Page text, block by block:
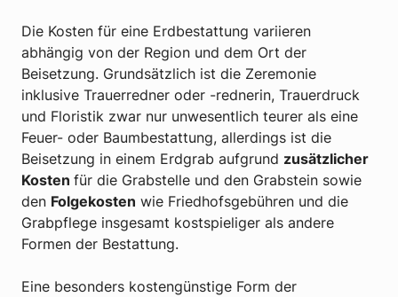
Die Kosten für eine Erdbestattung variieren
abhängig von der Region und dem Ort der
Beisetzung. Grundsätzlich ist die Zeremonie
inklusive Trauerredner oder -rednerin, Trauerdruck
und Floristik zwar nur unwesentlich teurer als eine
Feuer- oder Baumbestattung, allerdings ist die
Beisetzung in einem Erdgrab aufgrund zusätzlicher
Kosten für die Grabstelle und den Grabstein sowie
den Folgekosten wie Friedhofsgebühren und die
Grabpflege insgesamt kostspieliger als andere
Formen der Bestattung.
Eine besonders kostengünstige Form der